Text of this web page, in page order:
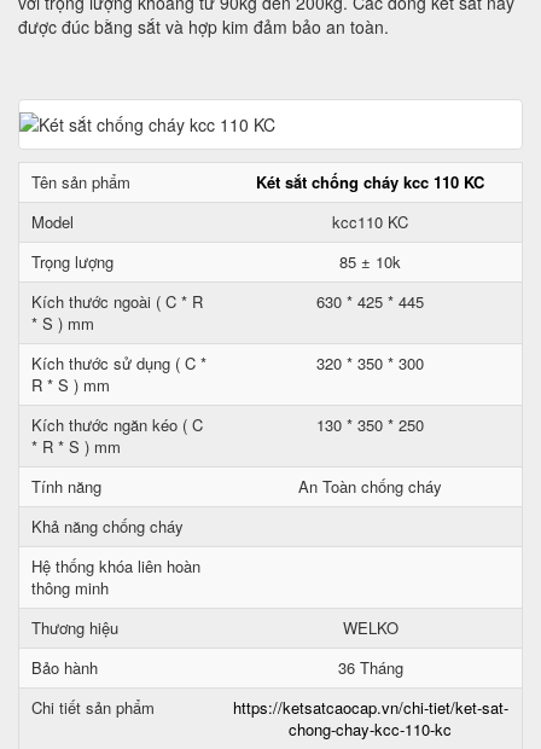
được đúc bằng sắt và hợp kim đảm bảo an toàn.
Tên sản phẩm
Két sắt chống cháy kcc 110 KC
Model
kcc110 KC
Trọng lượng
85 ± 10k
Kích thước ngoài ( C * R
* S ) mm
630 * 425 * 445
Kích thước sử dụng ( C *
R * S ) mm
320 * 350 * 300
Kích thước ngăn kéo ( C
* R * S ) mm
130 * 350 * 250
Tính năng
An Toàn chống cháy
Khả năng chống cháy
Hệ thống khóa liên hoàn
thông minh
Thương hiệu
WELKO
Bảo hành
36 Tháng
Chi tiết sản phẩm
https://ketsatcaocap.vn/chi-tiet/ket-sat-
chong-chay-kcc-110-kc